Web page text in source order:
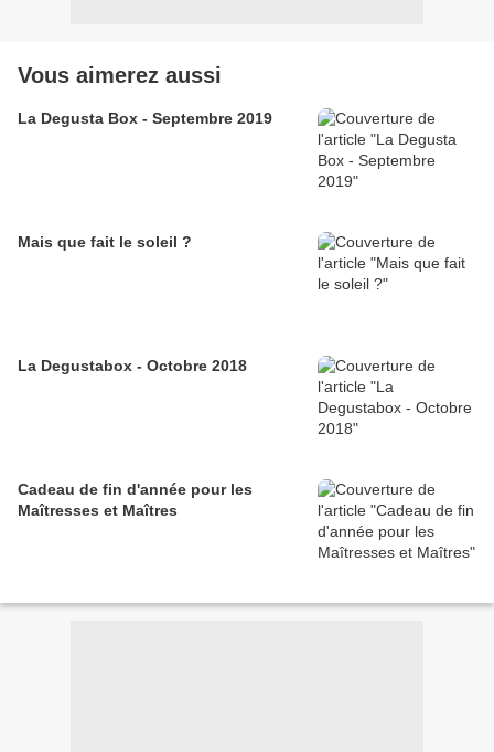
Vous aimerez aussi
La Degusta Box - Septembre 2019
Mais que fait le soleil ?
La Degustabox - Octobre 2018
Cadeau de fin d'année pour les
Maîtresses et Maîtres